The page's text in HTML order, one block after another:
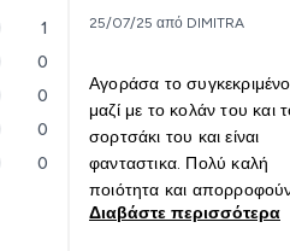
1
0
0
0
0
25/07/25 από DIMITRA
Αγοράσα το
μαζί με το κολάν του και
σορτσάκι του και είναι
φανταστικα. Πολύ καλή
ποιότητα και
ιδρώτα. Κατάλληλο για
Διαβάστε περισσότερα